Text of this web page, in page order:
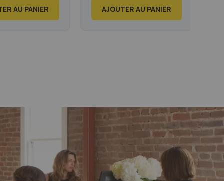
AU PANIER
AJOUTER AU PANIER